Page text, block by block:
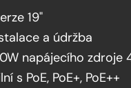
19"
a údržba
napájecího zdroje
s PoE, PoE+, PoE++